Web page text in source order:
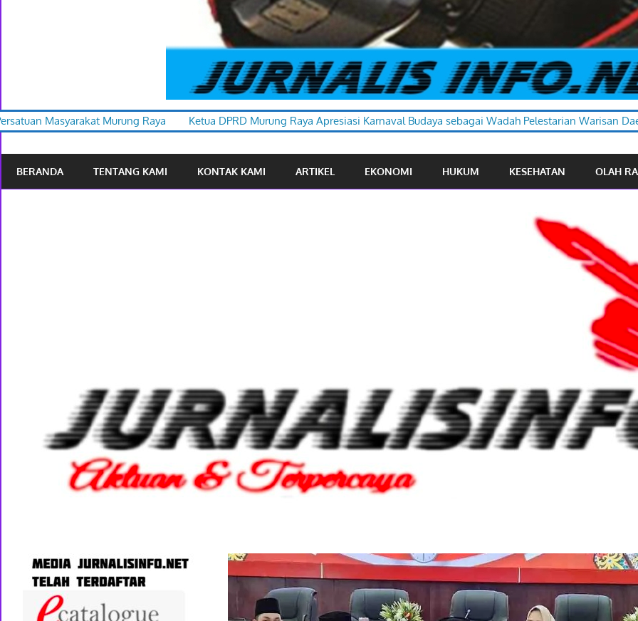
Raya Ketua DPRD Murung Raya Apresiasi Karnaval Budaya sebagai Wadah Pelestarian Warisan Daerah
BERANDA TENTANG KAMI KONTAK KAMI ARTIKEL EKONOMI HUKUM KESEHATAN OLAH